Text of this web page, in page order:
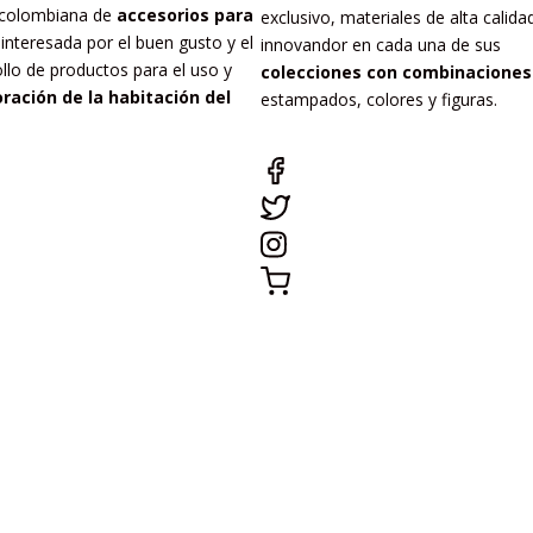
de accesorios para
por el buen gusto y el
de productos para el uso y
de la habitación del
exclusivo, materiales de alta
innovandor en cada una de sus
colecciones con combinaciones
estampados, colores y figuras.